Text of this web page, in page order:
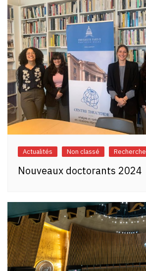
Actualités Non classé Recherche
Nouveaux doctorants 2024